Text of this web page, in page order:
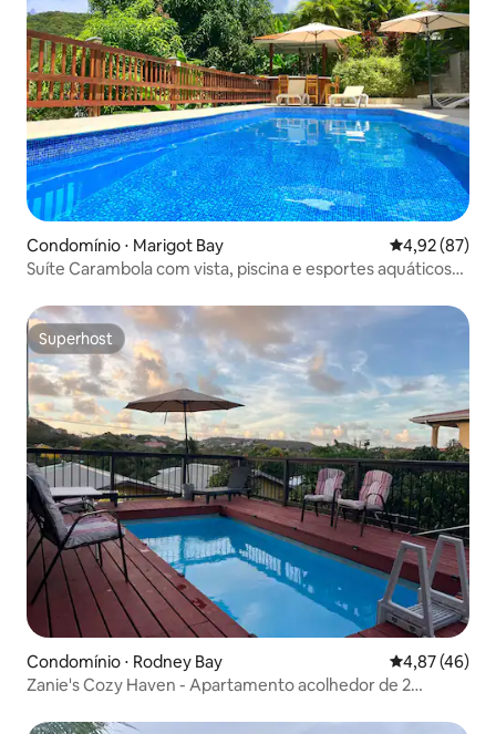
Condomínio ⋅ Marigot Bay 4,92 de uma
4,92 (87)
Suíte Carambola com vista, piscina e esportes aquáticos
Superhost
Superhost
Condomínio ⋅ Rodney Bay 4,87 de uma
4,87 (46)
Zanie's Cozy Haven - Apartamento acolhedor de 2